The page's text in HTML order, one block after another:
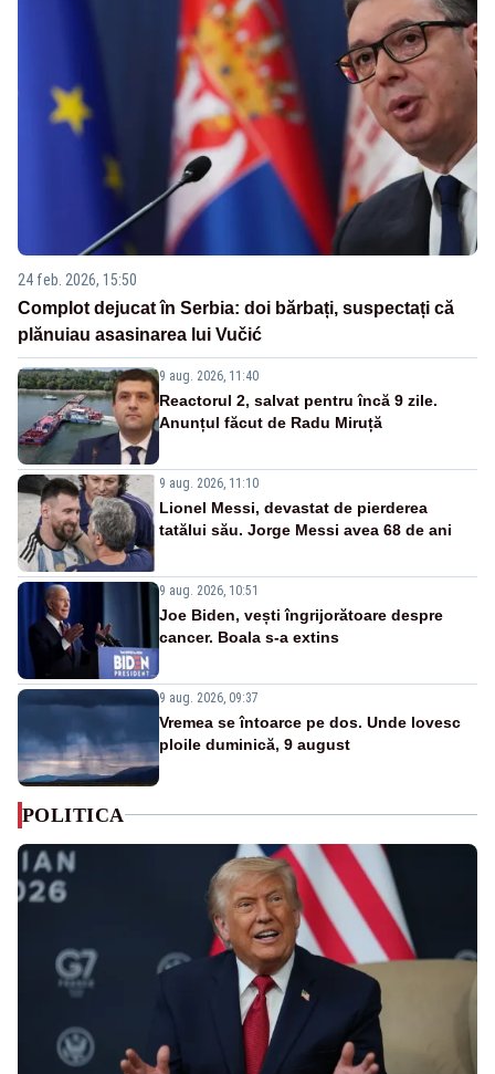
24 feb. 2026, 15:50
Complot dejucat în Serbia: doi bărbați, suspectați că
plănuiau asasinarea lui Vučić
9 aug. 2026, 11:40
Reactorul 2, salvat pentru încă 9 zile.
Anunțul făcut de Radu Miruță
9 aug. 2026, 11:10
Lionel Messi, devastat de pierderea
tatălui său. Jorge Messi avea 68 de ani
9 aug. 2026, 10:51
Joe Biden, vești îngrijorătoare despre
cancer. Boala s-a extins
9 aug. 2026, 09:37
Vremea se întoarce pe dos. Unde lovesc
ploile duminică, 9 august
POLITICA